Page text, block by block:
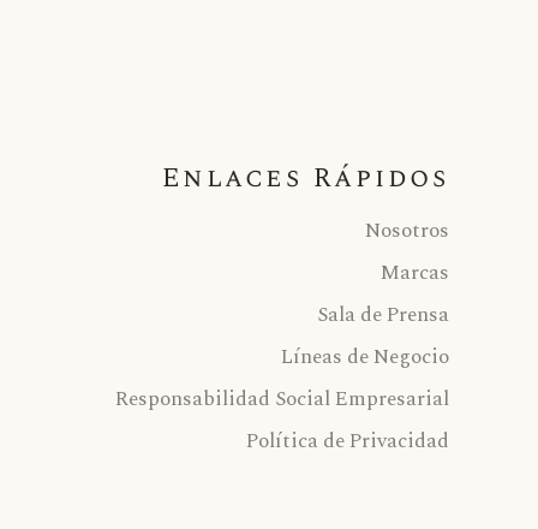
Enlaces Rápidos
Nosotros
Marcas
Sala de Prensa
Líneas de Negocio
Responsabilidad Social Empresarial
Política de Privacidad